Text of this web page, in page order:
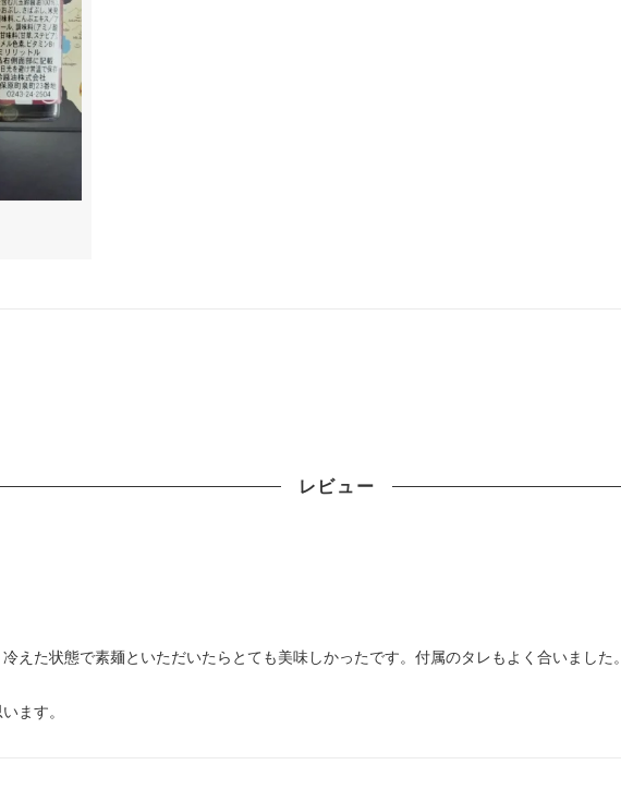
レビュー
えた状態で素麺といただいたらとても美味しかったです。付属のタレもよく合いました。
ます。